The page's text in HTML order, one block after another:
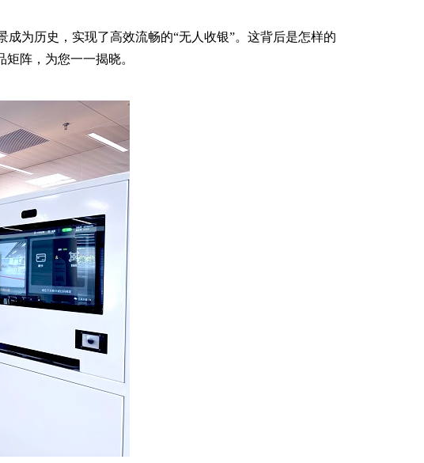
为历史，实现了高效流畅的“无人收银”。这背后是怎样的
阵，为您一一揭晓。